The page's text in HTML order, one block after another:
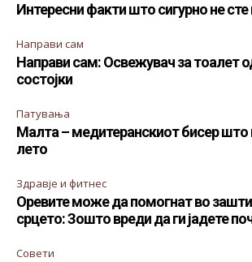
Интересни факти што сигурно не сте
Направи сам
Направи сам: Освежувач за тоалет
состојки
Патувања
Малта – медитеранскиот бисер што
лето
Здравје и фитнес
Оревите може да помогнат во
срцето: Зошто вреди да ги јадете
Совети